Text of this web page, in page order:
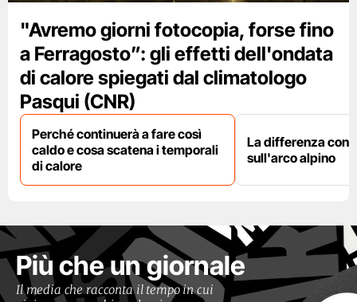
"Avremo giorni fotocopia, forse fino
a Ferragosto”: gli effetti dell'ondata
di calore spiegati dal climatologo
Pasqui (CNR)
Perché continuerà a fare così
caldo e cosa scatena i temporali
di calore
La differenza con
sull'arco alpino
Più che un giornale
Il media che racconta il tempo in cui